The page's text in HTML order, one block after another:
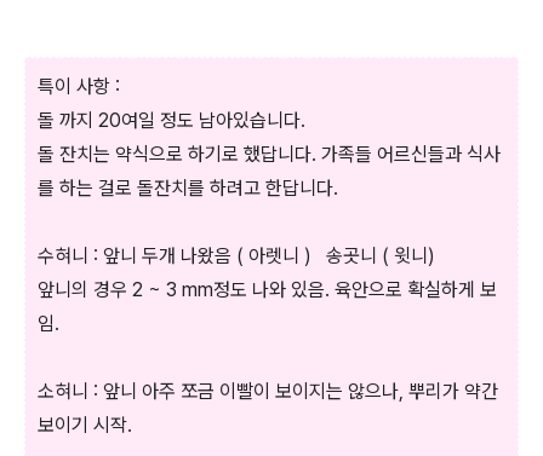
특이 사항 :
돌 까지 20여일 정도 남아있습니다.
돌 잔치는 약식으로 하기로 했답니다. 가족들 어르신들과 식사
를 하는 걸로 돌잔치를 하려고 한답니다.
수혀니 : 앞니 두개 나왔음 ( 아렛니 ) 송곳니 ( 윗니)
앞니의 경우 2 ~ 3 mm정도 나와 있음. 육안으로 확실하게 보
임.
소혀니 : 앞니 아주 쪼금 이빨이 보이지는 않으나, 뿌리가 약간
보이기 시작.